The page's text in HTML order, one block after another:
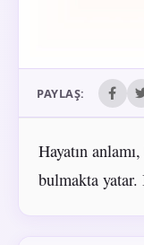
PAYLAŞ:
Hayatın
bulmakta yatar.